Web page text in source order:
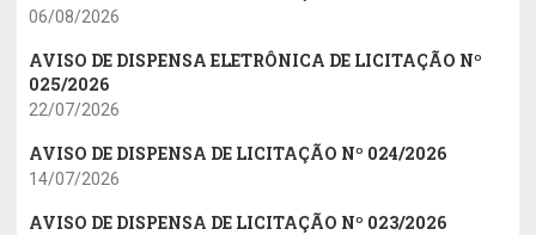
06/08/2026
AVISO DE DISPENSA ELETRÔNICA DE LICITAÇÃO Nº
025/2026
22/07/2026
AVISO DE DISPENSA DE LICITAÇÃO Nº 024/2026
14/07/2026
AVISO DE DISPENSA DE LICITAÇÃO Nº 023/2026